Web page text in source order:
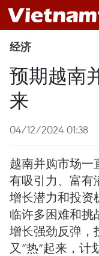
经济
预期越南
来
04/12/2024 01:38
越南并购市场一
有吸引力、富有
增长潜力和投资
临许多困难和挑
增长强劲反弹，
又“热”起来，计